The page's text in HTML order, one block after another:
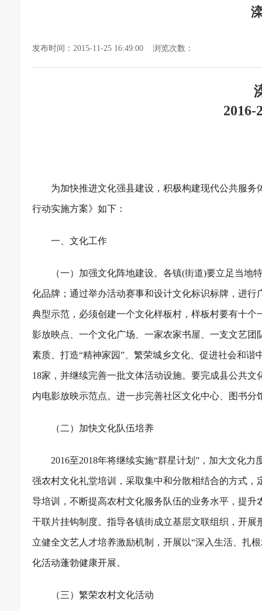
发布时间：2015-11-25 16:49:00 浏览次数：
2016-
为加快推进文化强县建设，积极构建现代公共服
行动实施方案》如下：
一、文化工作
（一）加强文化阵地建设。各镇(街道)要立足当地
化品牌；通过举办活动赛事和设计文化标识标牌，进
典型示范，必须创建一个文化样板村，样板村要有十
影放映点、一个文化广场、一家农家书屋、一支文艺团
素质、打造“精神家园”、繁荣城乡文化、促进社会和
18家，并继续完善一批文体活动设施。要完成县公共
内电影放映示范点。进一步完善社区文化中心、图书
（二）加快文化队伍培养
2016至2018年将继续实施“群星计划”，加大文化
强农村文化礼堂培训，采取集中和分散相结合的方式
导培训，不断提高农村文化服务队伍的业务水平，提
干联片挂钩制度。指导各镇街成立基层文联组织，开
立健全文艺人才培养激励机制，开展以“深入生活、扎
化活动蓬勃健康开展。
（三）繁荣农村文化活动